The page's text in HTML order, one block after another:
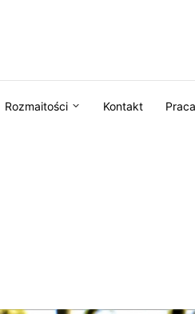
Rozmaitości Kontakt Praca